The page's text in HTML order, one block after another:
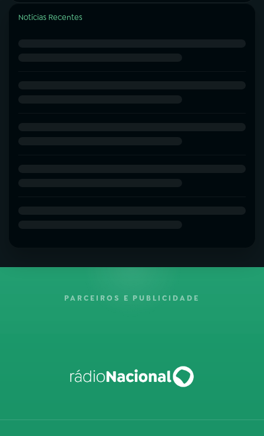
Notícias Recentes
PARCEIROS E PUBLICIDADE